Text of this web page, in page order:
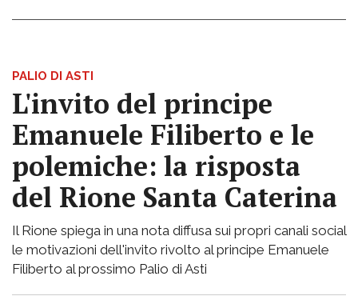
PALIO DI ASTI
L'invito del principe
Emanuele Filiberto e le
polemiche: la risposta
del Rione Santa Caterina
Il Rione spiega in una nota diffusa sui propri canali social
le motivazioni dell'invito rivolto al principe Emanuele
Filiberto al prossimo Palio di Asti